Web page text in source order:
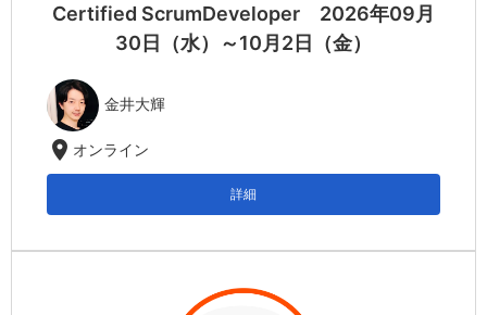
Certified ScrumDeveloper 2026年09月
30日（水）～10月2日（金）
金井大輝
location_on オンライン
詳細